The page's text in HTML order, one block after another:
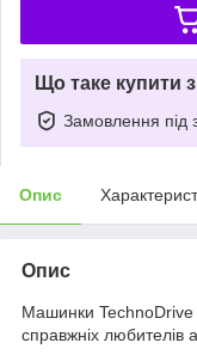
Що таке купити
Замовлення під
Опис
Опис
Машинки TechnoDrive
справжніх любителів